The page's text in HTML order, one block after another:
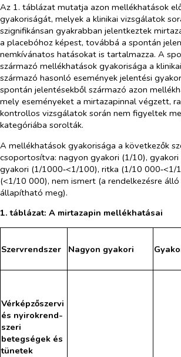
Az 1. táblázat mutatja azon mellékhatások
gyakoriságát, melyek a klinikai vizsgálatok
szignifikánsan gyakrabban jelentkeztek
a placebóhoz képest, továbbá a spontán
nemkívánatos hatásokat is tartalmazza. A
származó mellékhatások gyakorisága a
származó hasonló események jelentési
spontán jelentésekből származó azon
mely eseményeket a mirtazapinnal végzett,
kontrollos vizsgálatok során nem figyeltek
kategóriába sorolták.
A mellékhatások gyakorisága a következők
csoportosítva: nagyon gyakori (1/10), gyakori
gyakori (1/1000‑<1/100), ritka (1/10 000‑<1/
(<1/10 000), nem ismert (a rendelkezésre
állapítható meg).
1. táblázat: A mirtazapin mellékhatásai
Szervrendszer Nagyon gyakori
Vérképzőszervi
és nyirokrend-
szeri
betegségek és
tünetek